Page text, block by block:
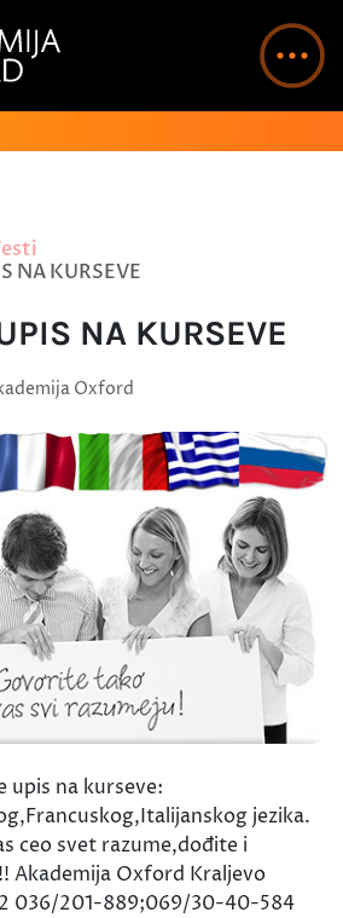
NA KURSEVE
NA KURSEVE
Oxford
upis na kurseve:
jezika.
ceo svet razume,dođite i
Akademija Oxford Kraljevo
036/201-889;069/30-40-584